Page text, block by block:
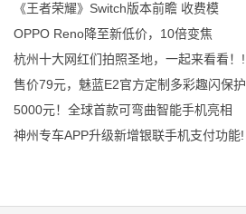
《王者荣耀》Switch版本前瞻 收费模
OPPO Reno降至新低价，10倍变焦
杭州十大网红们拍照圣地，一起来看看！!
售价79元，魅蓝E2官方定制多彩趣闪保护
5000元！全球首款可弯曲智能手机亮相
神州专车APP升级新增银联手机支付功能!